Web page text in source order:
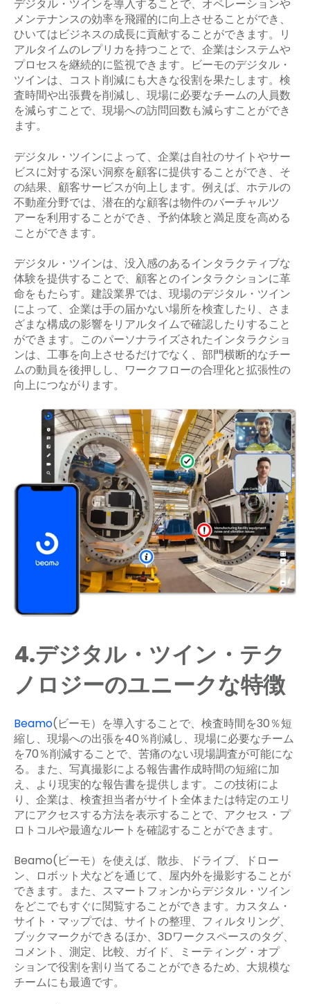
デジタル・ツインを導入することで、オペレーションや
メンテナンスの効率を飛躍的に向上させることができ、
ひいてはビジネスの成長に貢献することができます。リ
アルタイムのレプリカを持つことで、企業はシステムや
プロセスを継続的に監視できます。ビーモのデジタル・
ツインは、コスト削減にも大きな役割を果たします。検
査時間や出張費を削減し、現場に必要なチームの人員数
を減らすことで、現場への訪問回数も減らすことができ
ます。
デジタル・ツインによって、企業は自社のサイトやサー
ビスに対する深い洞察を顧客に提供することができ、そ
の結果、顧客サービスが向上します。例えば、ホテルの
不動産分野では、潜在的な顧客は物件のバーチャルツ
アーを利用することができ、予約体験と満足度を高める
ことができます。
デジタル・ツインは、没入感のあるインタラクティブな
体験を提供することで、顧客とのインタラクションに革
命をもたらす。建設業界では、現場のデジタル・ツイン
によって、企業は手の届かない場所を検査したり、さま
ざまな構成の影響をリアルタイムで確認したりすること
ができます。このパーソナライズされたインタラクショ
ンは、工事を向上させるだけでなく、部門横断的なチー
ムの動員を後押しし、ワークフローの合理化と拡張性の
向上につながります。
4.デジタル・ツイン・テク
ノロジーのユニークな特徴
Beamo(ビーモ）を導入することで、検査時間を30％短
縮し、現場への出張を40％削減し、現場に必要なチーム
を70％削減することで、苦痛のない現場調査が可能にな
る。また、写真撮影による報告書作成時間の短縮に加
え、より現実的な報告書を提供します。この技術によ
り、企業は、検査担当者がサイト全体または特定のエリ
アにアクセスする方法を表示することで、アクセス・プ
ロトコルや最適なルートを確認することができます。
Beamo(ビーモ）を使えば、散歩、ドライブ、ドロー
ン、ロボット犬などを通じて、屋内外を撮影することが
できます。また、スマートフォンからデジタル・ツイン
をどこでもすぐに閲覧することができます。カスタム・
サイト・マップでは、サイトの整理、フィルタリング、
ブックマークができるほか、3Dワークスペースのタグ、
コメント、測定、比較、ガイド、ミーティング・オプ
ションで役割を割り当てることができるため、大規模な
チームにも最適です。